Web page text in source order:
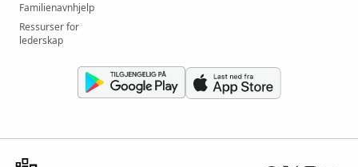
Familienavnhjelp
Ressurser for
lederskap